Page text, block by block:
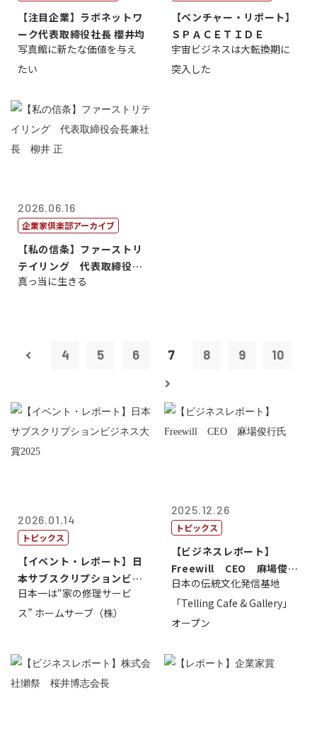
【注目企業】ラボネットワ
ーク代表取締役社長 櫻井均
写真館に新たな価値を与え
たい
【ベンチャー・リポート】
ＳＰＡＣＥＴＩＤＥ
宇宙ビジネスは大転換期に
突入した
2026.06.16
企業家倶楽部アーカイブ
【私の信条】ファーストリ
テイリング 代表取締役会
長兼社長 柳...
真っ当に生きる
4 5 6 7 8 9 10
2026.01.14
トピックス
【イベント・レポート】日
本サブスクリプションビジ
ネス大賞20...
日本一は“家の修理サービ
ス” ホームサーブ（株）
2025.12.26
トピックス
【ビジネスレポート】
Freewill CEO 麻場俊行
氏
日本の伝統文化発信基地
「Telling Cafe & Gallery」
オープン